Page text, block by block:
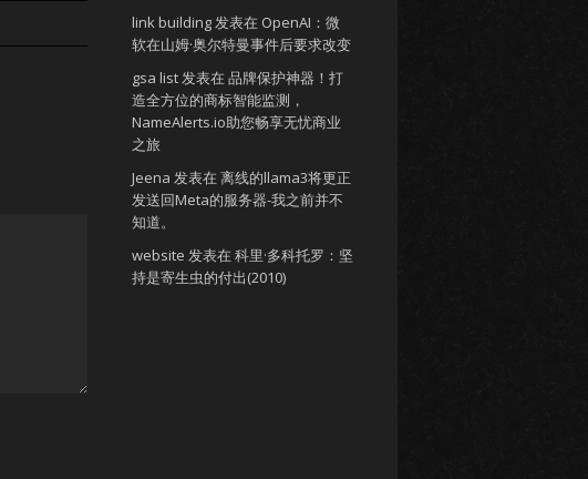
link building发表在 OpenAI：微
软在山姆·奥尔特曼事件后要求改变
gsa list发表在 品牌保护神器！打
造全方位的商标智能监测，
NameAlerts.io助您畅享无忧商业
之旅
Jeena 发表在 离线的llama3将更正
发送回Meta的服务器-我之前并不
知道。
website 发表在 科里·多科托罗：坚
持是寄生虫的付出(2010)